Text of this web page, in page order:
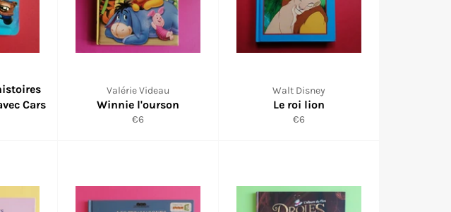
Cars
Valérie Videau
Winnie l'ourson
Prix
€6
Walt Disney
Le roi lion
Prix
€6